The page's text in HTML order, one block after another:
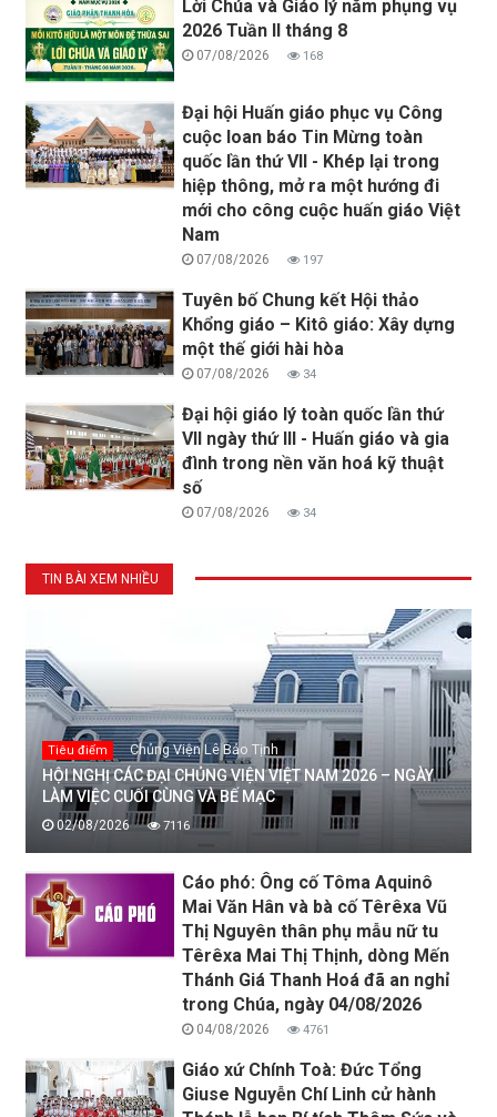
Lời Chúa và Giáo lý năm phụng vụ
2026 Tuần II tháng 8
07/08/2026 168
Đại hội Huấn giáo phục vụ Công
cuộc loan báo Tin Mừng toàn
quốc lần thứ VII - Khép lại trong
hiệp thông, mở ra một hướng đi
mới cho công cuộc huấn giáo Việt
Nam
07/08/2026 197
Tuyên bố Chung kết Hội thảo
Khổng giáo – Kitô giáo: Xây dựng
một thế giới hài hòa
07/08/2026 34
Đại hội giáo lý toàn quốc lần thứ
VII ngày thứ III - Huấn giáo và gia
đình trong nền văn hoá kỹ thuật
số
07/08/2026 34
TIN BÀI XEM NHIỀU
Tiêu điểm Chủng Viện Lê Bảo Tịnh
HỘI NGHỊ CÁC ĐẠI CHỦNG VIỆN VIỆT NAM 2026 – NGÀY
LÀM VIỆC CUỐI CÙNG VÀ BẾ MẠC
02/08/2026 7116
Cáo phó: Ông cố Tôma Aquinô
Mai Văn Hân và bà cố Têrêxa Vũ
Thị Nguyên thân phụ mẫu nữ tu
Têrêxa Mai Thị Thịnh, dòng Mến
Thánh Giá Thanh Hoá đã an nghỉ
trong Chúa, ngày 04/08/2026
04/08/2026 4761
Giáo xứ Chính Toà: Đức Tổng
Giuse Nguyễn Chí Linh cử hành